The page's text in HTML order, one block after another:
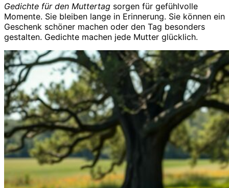
Gedichte für den Muttertag sorgen für gefühlvolle
Momente. Sie bleiben lange in Erinnerung. Sie können ein
Geschenk schöner machen oder den Tag besonders
gestalten. Gedichte machen jede Mutter glücklich.